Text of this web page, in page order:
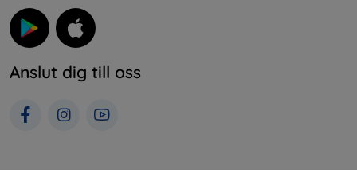
Anslut dig till oss